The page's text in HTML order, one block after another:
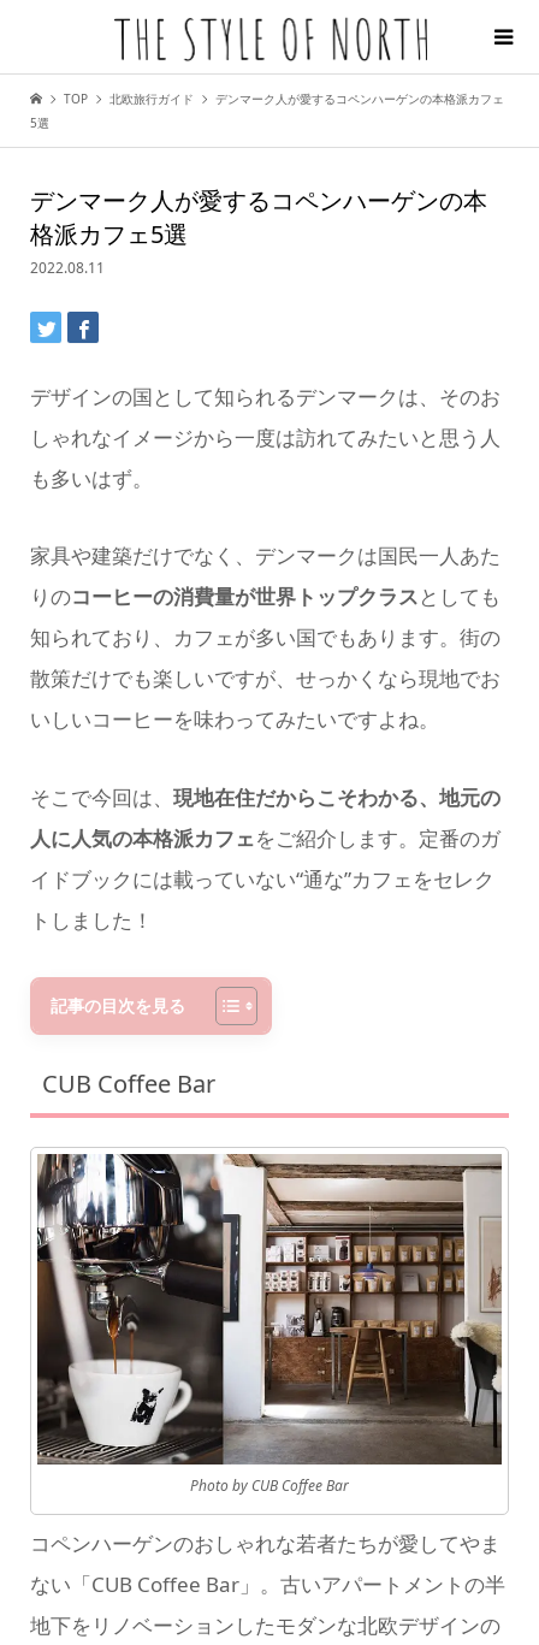
TOP 北欧旅行ガイド
デンマーク人が愛するコペンハーゲンの本格派カフェ
5選
デンマーク人が愛するコペンハーゲンの本
格派カフェ5選
2022.08.11
デザインの国として知られるデンマークは、そのお
しゃれなイメージから一度は訪れてみたいと思う人
も多いはず。
家具や建築だけでなく、デンマークは国民一人あた
りのコーヒーの消費量が世界トップクラスとしても
知られており、カフェが多い国でもあります。街の
散策だけでも楽しいですが、せっかくなら現地でお
いしいコーヒーを味わってみたいですよね。
そこで今回は、 現地在住だからこそわかる、地元の
人に人気の本格派カフェをご紹介します。定番のガ
イドブックには載っていない“通な”カフェをセレク
トしました！
記事の目次を見る
CUB Coffee Bar
Photo by CUB Coffee Bar
コペンハーゲンのおしゃれな若者たちが愛してやま
ない「CUB Coffee Bar」。古いアパートメントの半
地下をリノベーションしたモダンな北欧デザインの